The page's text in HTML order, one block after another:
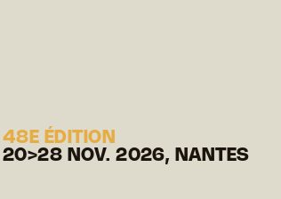
48E ÉDITION
20>28 NOV. 2026, NANTES